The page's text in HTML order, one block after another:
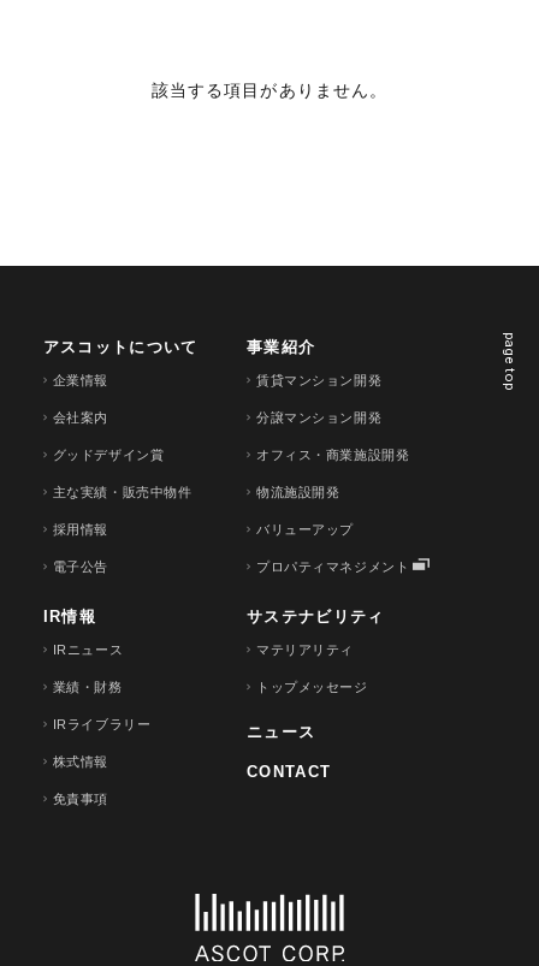
該当する項目がありません。
page top
アスコットについて
企業情報
会社案内
グッドデザイン賞
主な実績・販売中物件
採用情報
電子公告
事業紹介
賃貸マンション開発
分譲マンション開発
オフィス・商業施設開発
物流施設開発
バリューアップ
プロパティマネジメント
IR情報
IRニュース
業績・財務
IRライブラリー
株式情報
免責事項
サステナビリティ
マテリアリティ
トップメッセージ
ニュース
CONTACT